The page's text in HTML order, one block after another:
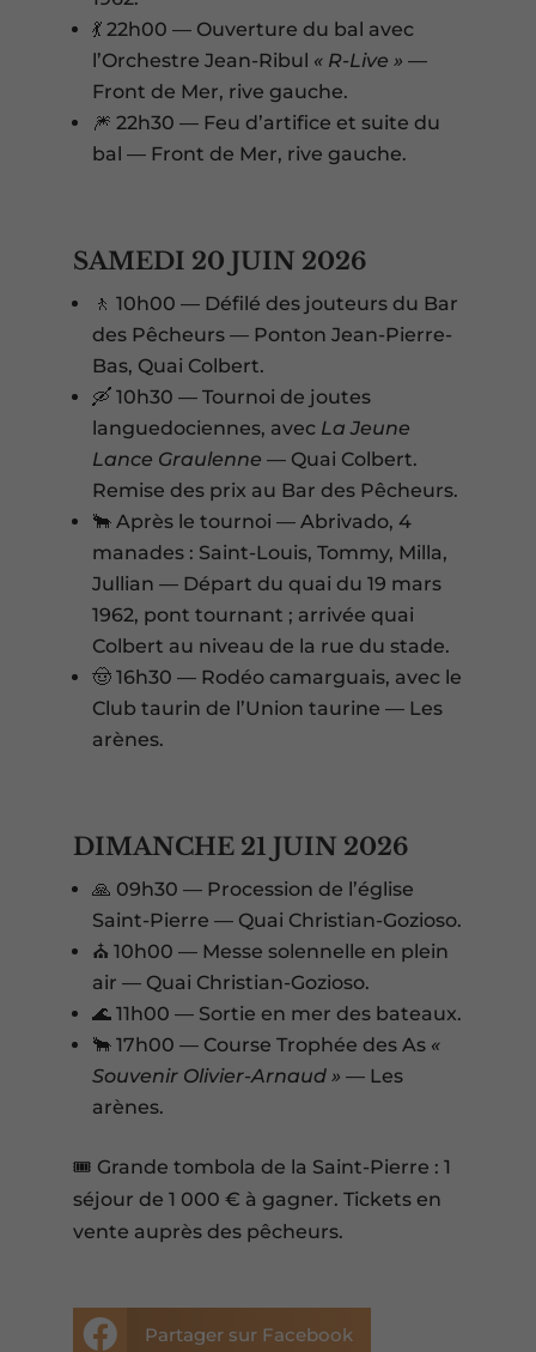
💃 22h00 — Ouverture du bal avec
l’Orchestre Jean-Ribul « R-Live » —
Front de Mer, rive gauche.
🎆 22h30 — Feu d’artifice et suite du
bal — Front de Mer, rive gauche.
SAMEDI 20 JUIN 2026
🚶 10h00 — Défilé des jouteurs du Bar
des Pêcheurs — Ponton Jean-Pierre-
Bas, Quai Colbert.
🛶 10h30 — Tournoi de joutes
languedociennes, avec La Jeune
Lance Graulenne — Quai Colbert.
Remise des prix au Bar des Pêcheurs.
🐂 Après le tournoi — Abrivado, 4
manades : Saint-Louis, Tommy, Milla,
Jullian — Départ du quai du 19 mars
1962, pont tournant ; arrivée quai
Colbert au niveau de la rue du stade.
🤠 16h30 — Rodéo camarguais, avec le
Club taurin de l’Union taurine — Les
arènes.
DIMANCHE 21 JUIN 2026
🙏 09h30 — Procession de l’église
Saint-Pierre — Quai Christian-Gozioso.
⛪ 10h00 — Messe solennelle en plein
air — Quai Christian-Gozioso.
🌊 11h00 — Sortie en mer des bateaux.
🐂 17h00 — Course Trophée des As «
Souvenir Olivier-Arnaud » — Les
arènes.
🎟️ Grande tombola de la Saint-Pierre : 1
séjour de 1 000 € à gagner. Tickets en
vente auprès des pêcheurs.
 Partager sur Facebook